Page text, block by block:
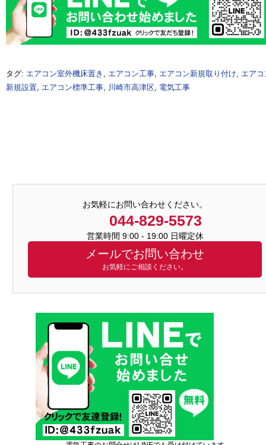
タグ: エアコン室外機床置き エアコン工事 エアコン新規取り付け
エアコ
新規設置 エアコン標準工事 川崎市高津区 電気工事
お気軽にお問い合わせください。
044-829-5573
営業時間 9:00 - 19:00 日曜定休
メールでお問い合わせ
お気軽にご相談ください。